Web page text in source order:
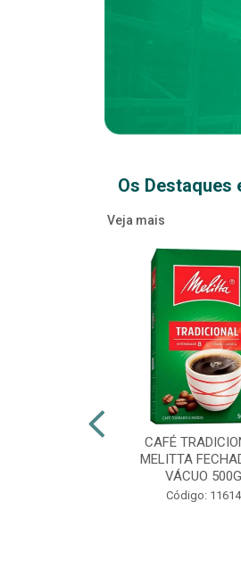
Os Destaques
Veja mais
CAFÉ
MELITTA
VÁCUO 500G
Código: 11614